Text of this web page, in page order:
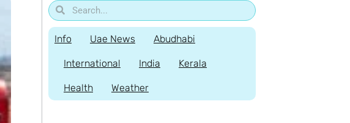
Info Uae News Abudhabi
International India Kerala
Health Weather